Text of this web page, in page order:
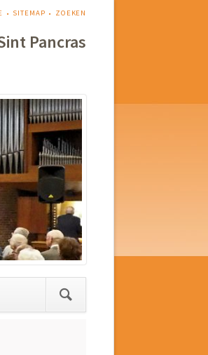
SITEMAP ZOEKEN
Pancras